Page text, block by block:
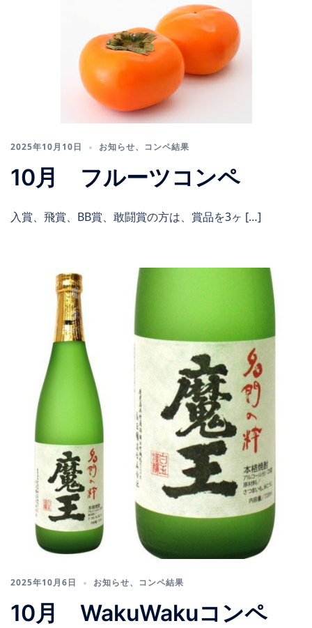
2025年10月10日 お知らせ、 コンペ結果
10月 フルーツコンペ
入賞、飛賞、BB賞、敢闘賞の方は、賞品を3ヶ […]
2025年10月6日 お知らせ、 コンペ結果
10月 WakuWakuコンペ